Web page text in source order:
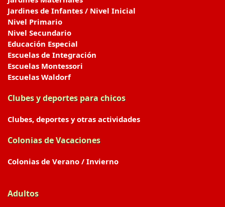
Jardines de Infantes / Nivel Inicial
Nivel Primario
Nivel Secundario
Educación Especial
Escuelas de Integración
Escuelas Montessori
Escuelas Waldorf
Clubes y deportes para chicos
Clubes, deportes y otras actividades
Colonias de Vacaciones
Colonias de Verano / Invierno
Adultos